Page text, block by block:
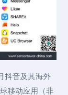
抖音及其海外
移动应用（非